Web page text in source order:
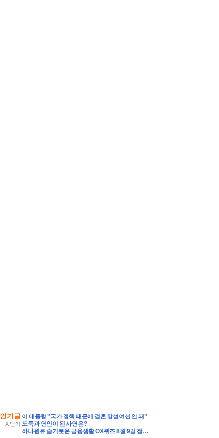
인기글
X 닫기
이 대통령 "국가 정책 때문에 결혼 망설여선 안 돼"
도둑과 연인이 된 사연은?
하나원큐 슬기로운 금융생활 OX퀴즈 8월 9일 정답(하나원큐에서는 나의 은퇴 MBTI를 알아볼수 있다)